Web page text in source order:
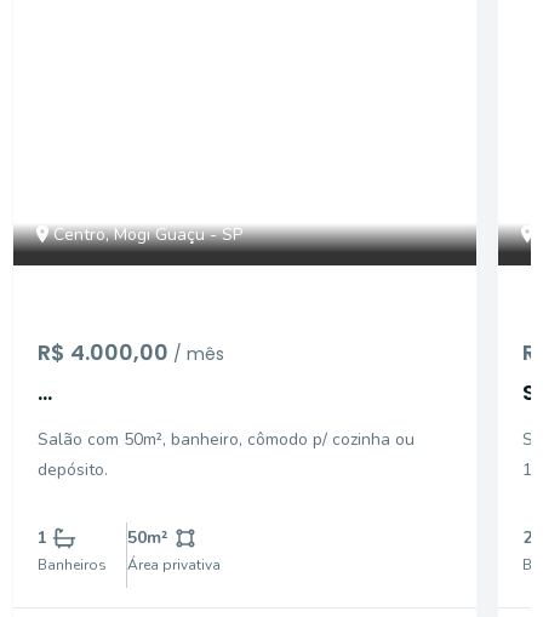
Centro, Mogi Guaçu - SP
R$ 4.000,00 / mês
...
Salão com 50m², banheiro, cômodo p/ cozinha ou
depósito.
1
Banheiros
50m²
Área privativa
2